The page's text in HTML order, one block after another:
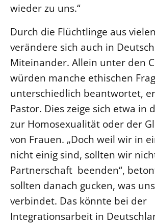
wieder zu uns.“
Durch die Flüchtlinge aus
verändere sich auch in
Miteinander. Allein unter den
würden manche ethischen
unterschiedlich beantwortet,
Pastor. Dies zeige sich etwa in
zur Homosexualität oder der
von Frauen. „Doch weil wir in
nicht einig sind, sollten wir
Partnerschaft beenden“,
sollten danach gucken, was
verbindet. Das könnte bei der
Integrationsarbeit in